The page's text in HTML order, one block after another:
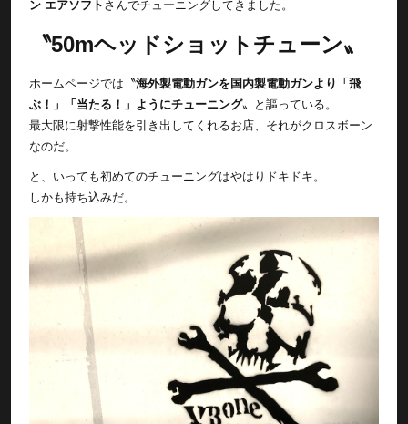
ン エアソフト さんでチューニングしてきました。
〝50mヘッドショットチューン〟
ホームページでは〝海外製電動ガンを国内製電動ガンより「飛
ぶ！」「当たる！」ようにチューニング〟と謳っている。
最大限に射撃性能を引き出してくれるお店、それがクロスボーン
なのだ。
と、いっても初めてのチューニングはやはりドキドキ。
しかも持ち込みだ。